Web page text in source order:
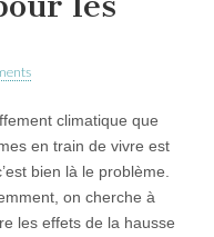
climatique que
en train de vivre est
bien là le problème.
on cherche à
les effets de la hausse